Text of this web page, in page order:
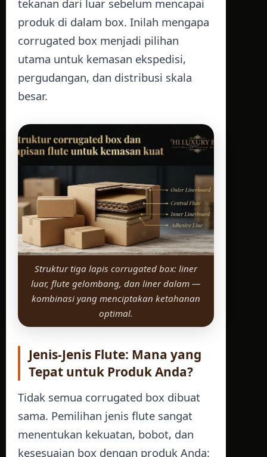
tekanan dari luar sebelum mencapai
produk di dalam box. Inilah mengapa
corrugated box menjadi pilihan
utama untuk kemasan ekspedisi,
pergudangan, dan distribusi skala
besar.
Struktur tiga lapis corrugated box: liner
luar, flute gelombang, dan liner dalam —
kombinasi yang menciptakan ketahanan
optimal.
Jenis-Jenis Flute: Mana yang
Tepat untuk Produk Anda?
Tidak semua corrugated box dibuat
sama. Pemilihan jenis flute sangat
menentukan kekuatan, bobot, dan
kesesuaian box dengan produk Anda: